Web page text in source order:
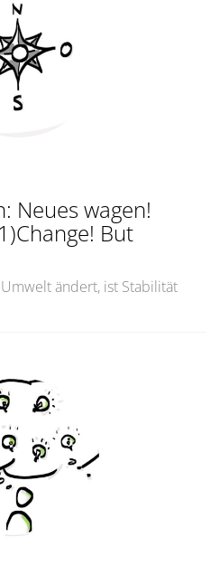
Neues wagen!
But
ändert, ist Stabilität